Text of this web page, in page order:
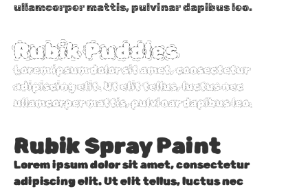
ullamcorper mattis, pulvinar dapibus leo.
Rubik Puddles
Lorem ipsum dolor sit amet, consectetur
adipiscing elit. Ut elit tellus, luctus nec
ullamcorper mattis, pulvinar dapibus leo.
Rubik Spray Paint
Lorem ipsum dolor sit amet, consectetur
adipiscing elit. Ut elit tellus, luctus nec